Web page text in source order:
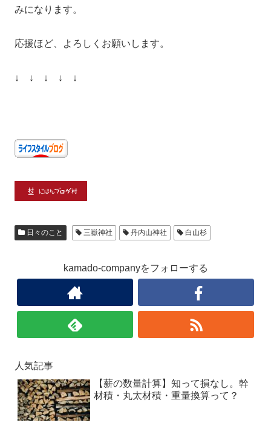
みになります。
応援ほど、よろしくお願いします。
↓ ↓ ↓ ↓ ↓
日々のこと 三嶽神社 丹内山神社 白山杉
kamado-companyをフォローする
人気記事
【薪の数量計算】知って損なし。幹
材積・丸太材積・重量換算って？